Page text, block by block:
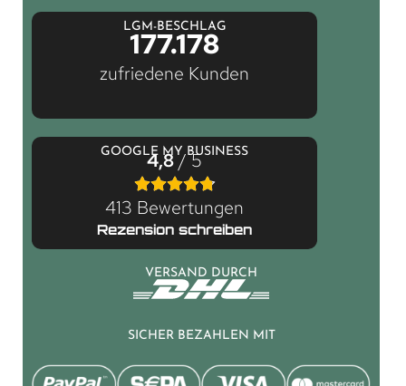
LGM-BESCHLAG
177.178
zufriedene Kunden
GOOGLE MY BUSINESS
4,8/ 5
413 Bewertungen
Rezension schreiben
VERSAND DURCH
SICHER BEZAHLEN MIT